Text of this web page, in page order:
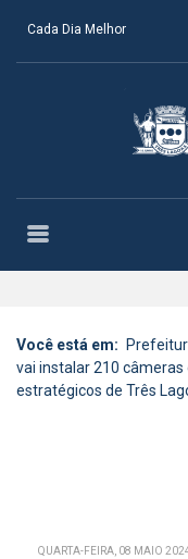
Cada Dia Melhor
Você está em:
vai instalar 210
estratégicos de Três
QUARTA-FEIRA, 08 MAIO